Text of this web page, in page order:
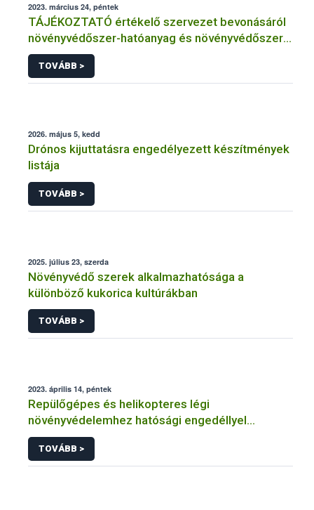
2023. március 24, péntek
TÁJÉKOZTATÓ értékelő szervezet bevonásáról
növényvédőszer-hatóanyag és növényvédőszer
engedélyezésére, továbbá a meglévő engedély
meghosszabbítására vagy módosítására irányuló
eljárásba
TOVÁBB >
2026. május 5, kedd
Drónos kijuttatásra engedélyezett készítmények
listája
TOVÁBB >
2025. július 23, szerda
Növényvédő szerek alkalmazhatósága a
különböző kukorica kultúrákban
TOVÁBB >
2023. április 14, péntek
Repülőgépes és helikopteres légi
növényvédelemhez hatósági engedéllyel
rendelkező szervezetek
TOVÁBB >